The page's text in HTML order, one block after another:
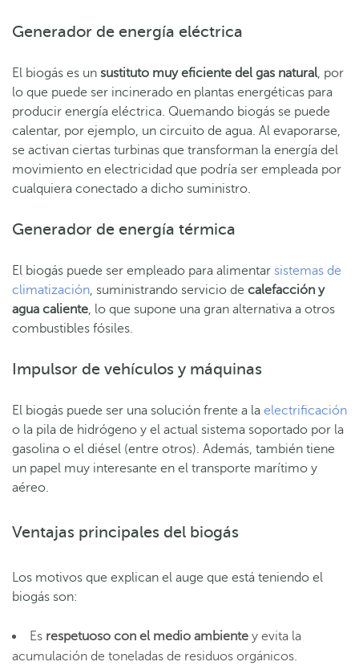
Generador de energía eléctrica
El biogás es un sustituto muy eficiente del gas natural, por
lo que puede ser incinerado en plantas energéticas para
producir energía eléctrica. Quemando biogás se puede
calentar, por ejemplo, un circuito de agua. Al evaporarse,
se activan ciertas turbinas que transforman la energía del
movimiento en electricidad que podría ser empleada por
cualquiera conectado a dicho suministro.
Generador de energía térmica
El biogás puede ser empleado para alimentar sistemas de
climatización, suministrando servicio de calefacción y
agua caliente, lo que supone una gran alternativa a otros
combustibles fósiles.
Impulsor de vehículos y máquinas
El biogás puede ser una solución frente a la electrificación
o la pila de hidrógeno y el actual sistema soportado por la
gasolina o el diésel (entre otros). Además, también tiene
un papel muy interesante en el transporte marítimo y
aéreo.
Ventajas principales del biogás
Los motivos que explican el auge que está teniendo el
biogás son:
Es respetuoso con el medio ambiente y evita la
acumulación de toneladas de residuos orgánicos.